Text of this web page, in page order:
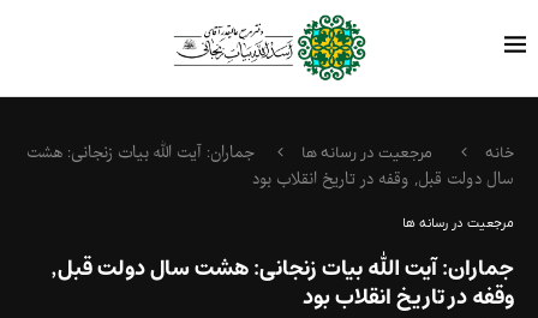
خانه مرجعیت در رسانه ها
جماران: آیت الله بیات زنجانی: هشت
سال دولت قبل٬ وقفه در تاریخ انقلاب بود
مرجعیت در رسانه ها
جماران: آیت الله بیات زنجانی: هشت سال دولت قبل٬
وقفه در تاریخ انقلاب بود